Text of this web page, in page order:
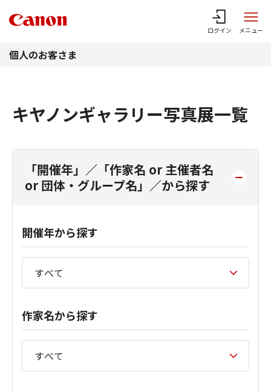
ログイン メニュー
個人のお客さま
キヤノンギャラリー写真展一覧
「開催年」／「作家名 or 主催者名
or 団体・グループ名」／から探す
開催年から探す
作家名から探す